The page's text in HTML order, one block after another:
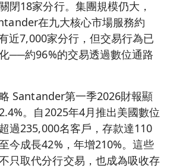
閉18家分行。集團規模仍大，
在九大核心市場服務約
近7,000家分行，但交易行為已
──約96%的交易透過數位通路
Santander第一季2026財報顯
。自2025年4月推出美國數位
過235,000名客戶，存款達110
今成長42%，年增210%。這些
只取代分行交易，也成為吸收存